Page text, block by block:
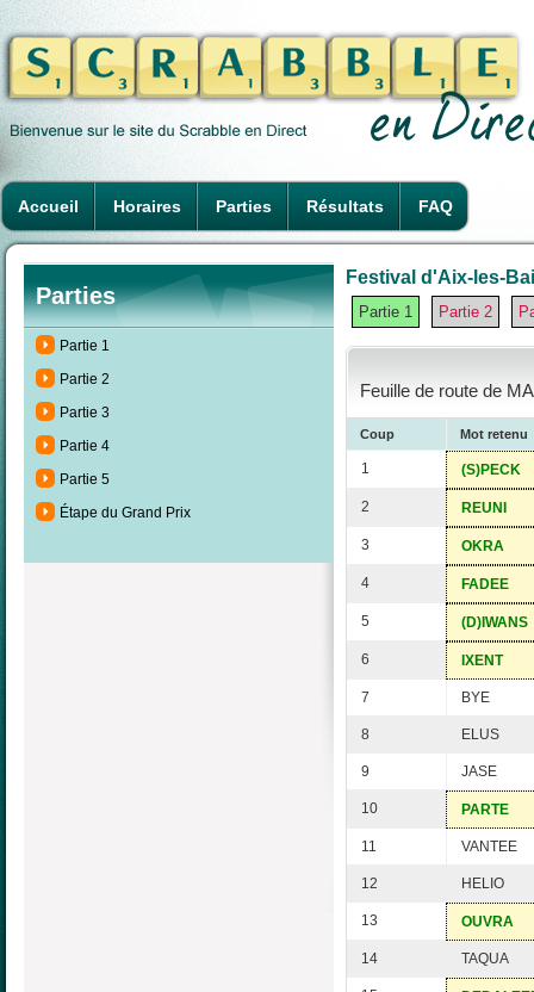
Accueil Horaires Parties Résultats FAQ
Parties
Partie 1
Partie 2
Partie 3
Partie 4
Partie 5
Étape du Grand Prix
Festival d'Aix-les-
Partie 1 Partie 2
Feuille de route de
Coup Mot retenu
1 (S)PECK
2 REUNI
3 OKRA
4 FADEE
5 (D)IWANS
6 IXENT
7 BYE
8 ELUS
9 JASE
10 PARTE
11 VANTEE
12 HELIO
13 OUVRA
14 TAQUA